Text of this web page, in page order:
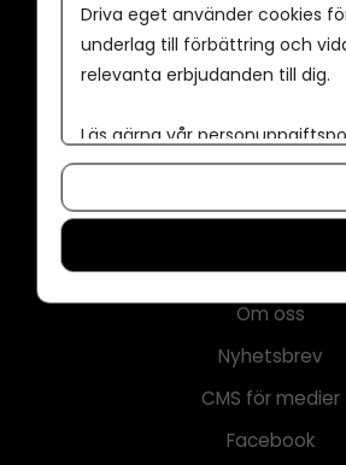
Annonsera
Om cookies
Policy för AI
Kontakt
Om oss
Nyhetsbrev
CMS för medier
Facebook
Driva eget använder cookies
underlag till förbättring och
relevanta erbjudanden till dig.
Läs gärna vår
Om du vill ändra ditt val i